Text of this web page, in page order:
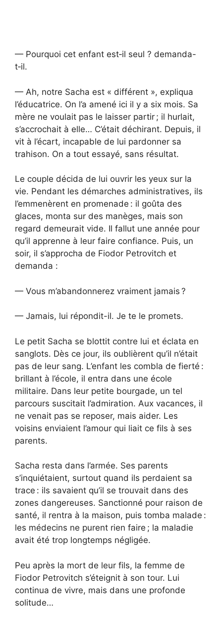
— Pourquoi cet enfant est‑il seul ? demanda-
t‑il.
— Ah, notre Sacha est « différent », expliqua
l’éducatrice. On l’a amené ici il y a six mois. Sa
mère ne voulait pas le laisser partir ; il hurlait,
s’accrochait à elle… C’était déchirant. Depuis, il
vit à l’écart, incapable de lui pardonner sa
trahison. On a tout essayé, sans résultat.
Le couple décida de lui ouvrir les yeux sur la
vie. Pendant les démarches administratives, ils
l’emmenèrent en promenade : il goûta des
glaces, monta sur des manèges, mais son
regard demeurait vide. Il fallut une année pour
qu’il apprenne à leur faire confiance. Puis, un
soir, il s’approcha de Fiodor Petrovitch et
demanda :
— Vous m’abandonnerez vraiment jamais ?
— Jamais, lui répondit-il. Je te le promets.
Le petit Sacha se blottit contre lui et éclata en
sanglots. Dès ce jour, ils oublièrent qu’il n’était
pas de leur sang. L’enfant les combla de fierté :
brillant à l’école, il entra dans une école
militaire. Dans leur petite bourgade, un tel
parcours suscitait l’admiration. Aux vacances, il
ne venait pas se reposer, mais aider. Les
voisins enviaient l’amour qui liait ce fils à ses
parents.
Sacha resta dans l’armée. Ses parents
s’inquiétaient, surtout quand ils perdaient sa
trace : ils savaient qu’il se trouvait dans des
zones dangereuses. Sanctionné pour raison de
santé, il rentra à la maison, puis tomba malade :
les médecins ne purent rien faire ; la maladie
avait été trop longtemps négligée.
Peu après la mort de leur fils, la femme de
Fiodor Petrovitch s’éteignit à son tour. Lui
continua de vivre, mais dans une profonde
solitude…